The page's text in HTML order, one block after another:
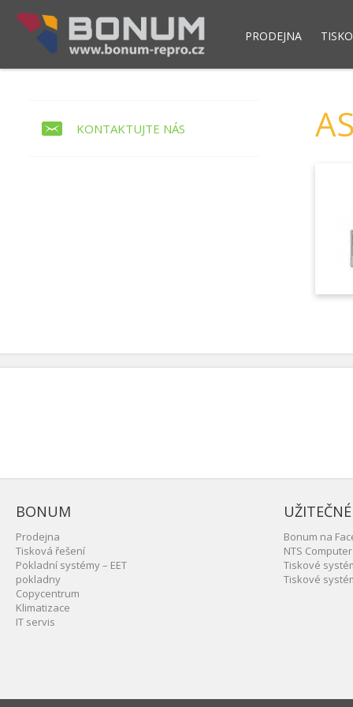
PRODEJNA
KONTAKTUJTE NÁS
BONUM
Prodejna
Tisková řešení
Pokladní systémy – EET
pokladny
Copycentrum
Klimatizace
IT servis
Bonum na
NTS Computer
Tiskové
Tiskové